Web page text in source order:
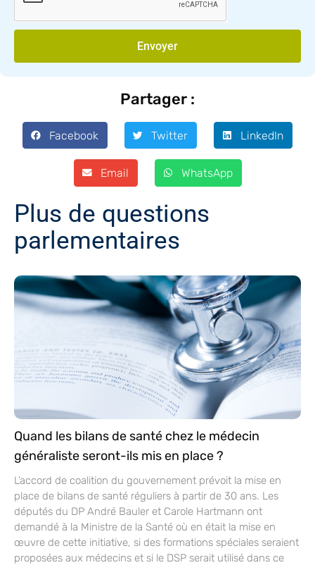
Envoyer
Partager :
Facebook Twitter LinkedIn
Email WhatsApp
Plus de questions
parlementaires
Quand les bilans de santé chez le médecin
généraliste seront-ils mis en place ?
L’accord de coalition du gouvernement prévoit la mise en
place de bilans de santé réguliers à partir de 30 ans. Les
députés du DP André Bauler et Carole Hartmann ont
demandé à la Ministre de la Santé où en était la mise en
œuvre de cette initiative, si des formations spéciales seraient
proposées aux médecins et si le DSP serait utilisé dans ce